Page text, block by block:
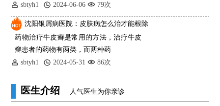
sbtyh1
2024-06-06 79次
沈阳银屑病医院：皮肤病怎么治才能根除
药物治疗牛皮癣是常用的方法，治疗牛皮
癣患者的药物有两类，而两种药
sbtyh1
2024-05-31 86次
医生介绍 人气医生为你亲诊